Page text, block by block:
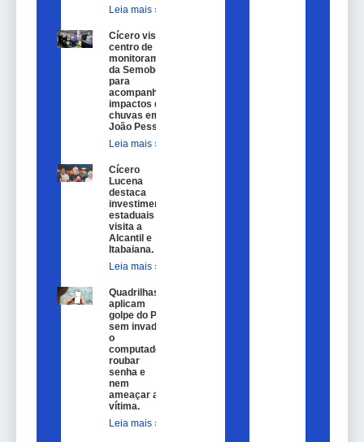
Leia mais »
Cícero visita
centro de
monitoramento
da Semob-JP
para
acompanhar
impactos das
chuvas em
João Pessoa.
Leia mais »
Cícero
Lucena
destaca
investimentos
estaduais em
visita a
Alcantil e
Itabaiana.
Leia mais »
Quadrilhas
aplicam
golpe do Pix
sem invadir
o
computador,
roubar
senha e
nem
ameaçar a
vítima.
Leia mais »